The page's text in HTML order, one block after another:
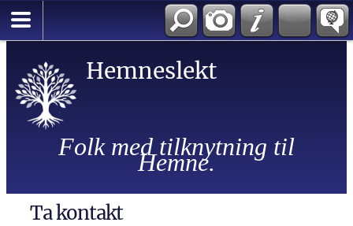
Hemneslekt
Folk med tilknytning til
Hemne.
Ta kontakt